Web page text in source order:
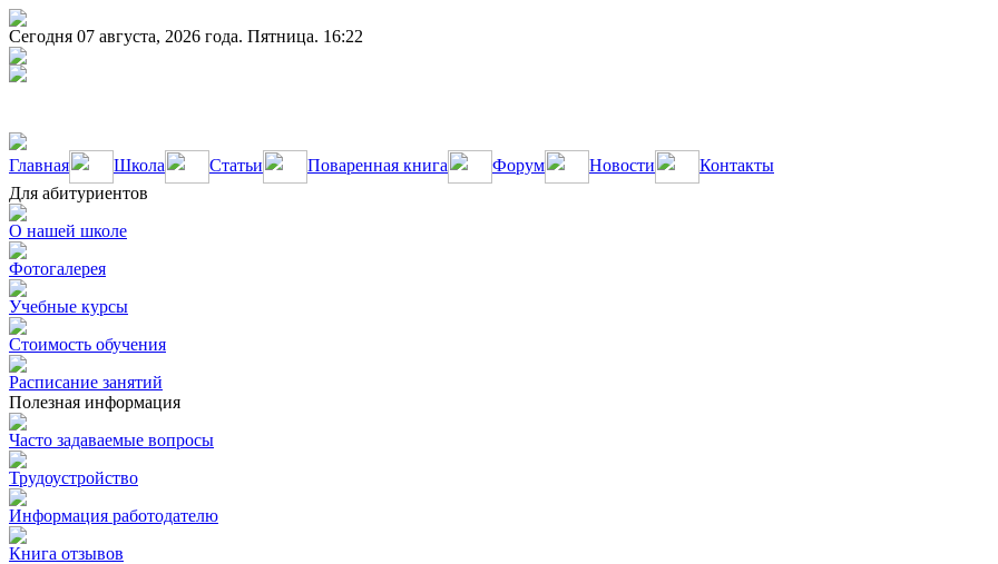
Сегодня 07 августа, 2026 года. Пятница. 16:22
Главная Школа Статьи Поваренная книга Форум Новости
Контакты
Для абитуриентов
О нашей школе
Фотогалерея
Учебные курсы
Стоимость обучения
Расписание занятий
Полезная информация
Часто задаваемые вопросы
Трудоустройство
Информация работодателю
Книга отзывов